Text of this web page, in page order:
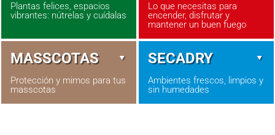
Plantas felices, espacios
vibrantes: nútrelas y cuídalas
Lo que necesitas para
encender, disfrutar y
mantener un buen fuego
MASSCOTAS
Protección y mimos para tus
masscotas
SECADRY
Ambientes frescos, limpios y
sin humedades